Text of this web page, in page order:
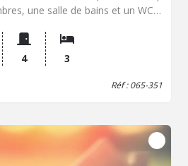
une salle de bains et un WC, -
m² avec dépendance. - Classe
: G - Logement à
excessive : classe G => au
: Obligation niveau de
- Prix Hon. Négo Inclus : 126
TTC charge acq. Prix Hors
: 065/351
4 3
Réf : 065-351